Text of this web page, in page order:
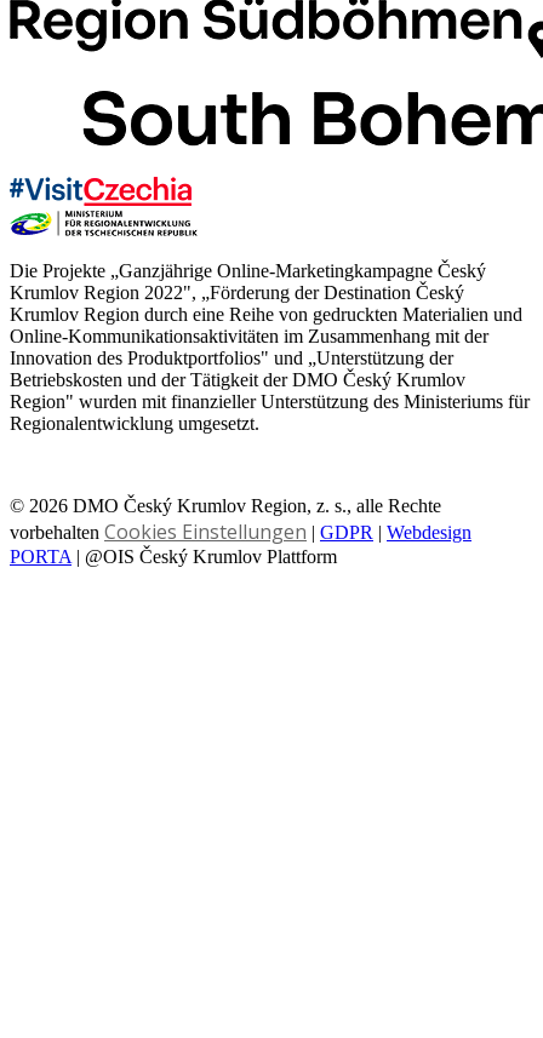
Die Projekte „Ganzjährige Online-Marketingkampagne Český
Krumlov Region 2022", „Förderung der Destination Český
Krumlov Region durch eine Reihe von gedruckten Materialien und
Online-Kommunikationsaktivitäten im Zusammenhang mit der
Innovation des Produktportfolios" und „Unterstützung der
Betriebskosten und der Tätigkeit der DMO Český Krumlov
Region" wurden mit finanzieller Unterstützung des Ministeriums für
Regionalentwicklung umgesetzt.
© 2026 DMO Český Krumlov Region, z. s., alle Rechte
vorbehalten Cookies Einstellungen | GDPR | Webdesign
PORTA | @OIS Český Krumlov Plattform